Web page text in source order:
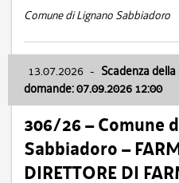
Comune di Lignano Sabbiadoro
13.07.2026 - Scadenza
domande: 07.09.2026 12:00
306/26 – Comune
Sabbiadoro –
DIRETTORE DI